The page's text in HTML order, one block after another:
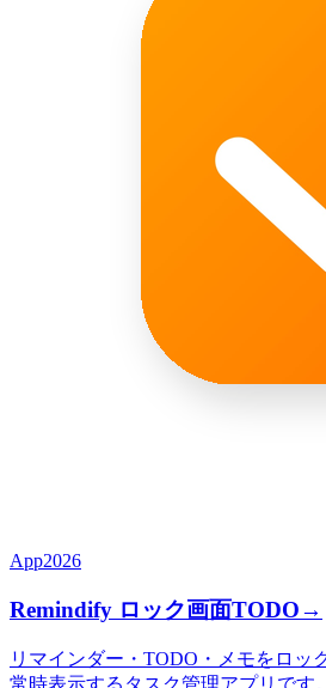
App2026
Remindify ロック画面TODO→
リマインダー・TODO・メモをロッ